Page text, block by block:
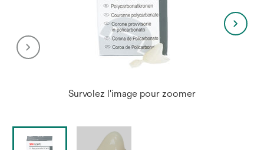
Survolez l'image pour zoomer